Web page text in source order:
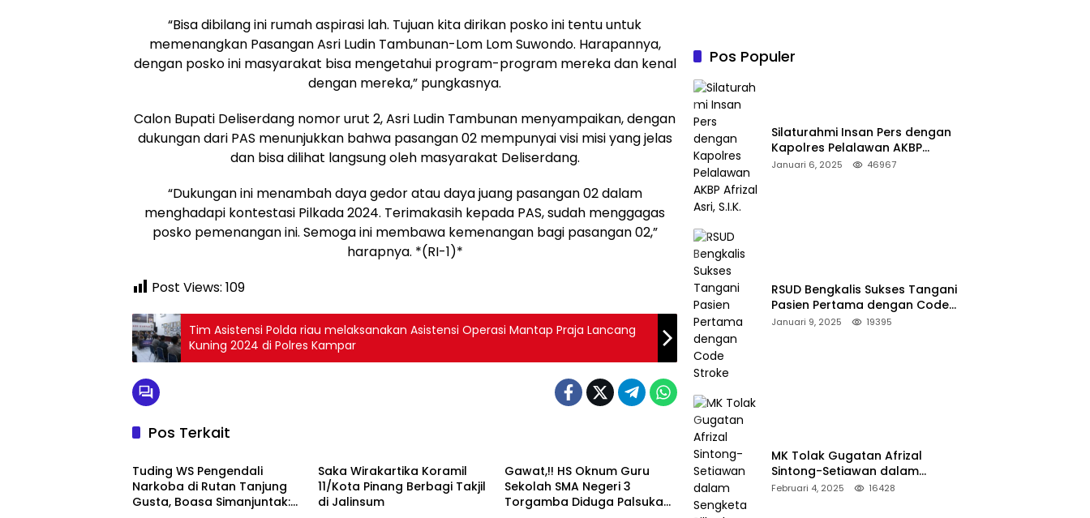
“Bisa dibilang ini rumah aspirasi lah. Tujuan kita dirikan posko ini tentu untuk
memenangkan Pasangan Asri Ludin Tambunan-Lom Lom Suwondo. Harapannya,
dengan posko ini masyarakat bisa mengetahui program-program mereka dan kenal
dengan mereka,” pungkasnya.
Calon Bupati Deliserdang nomor urut 2, Asri Ludin Tambunan menyampaikan, dengan
dukungan dari PAS menunjukkan bahwa pasangan 02 mempunyai visi misi yang jelas
dan bisa dilihat langsung oleh masyarakat Deliserdang.
“Dukungan ini menambah daya gedor atau daya juang pasangan 02 dalam
menghadapi kontestasi Pilkada 2024. Terimakasih kepada PAS, sudah menggagas
posko pemenangan ini. Semoga ini membawa kemenangan bagi pasangan 02,”
harapnya. *(RI-1)*
Post Views: 109
Tim Asistensi Polda riau melaksanakan Asistensi Operasi Mantap Praja Lancang
Kuning 2024 di Polres Kampar
Pos Terkait
Berita
Tuding WS Pengendali
Narkoba di Rutan Tanjung
Gusta, Boasa Simanjuntak:
Saka Wirakartika Koramil
11/Kota Pinang Berbagi Takjil
di Jalinsum
Gawat,!! HS Oknum Guru
Sekolah SMA Negeri 3
Torgamba Diduga Palsukan
Berita Berita Berita
Pos Populer
Silaturahmi Insan Pers dengan
Kapolres Pelalawan AKBP
Afrizal Asri, S.I.K.
Januari 6, 2025 46967
RSUD Bengkalis Sukses Tangani
Pasien Pertama dengan Code
Stroke
Januari 9, 2025 19395
MK Tolak Gugatan Afrizal
Sintong-Setiawan dalam
Sengketa Pilkada Rokan Hilir
Februari 4, 2025 16428